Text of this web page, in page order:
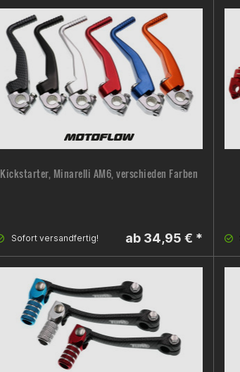
Kickstarter, Minarelli AM6, verschieden Farben
Sofort versandfertig! ab 34,95 € *